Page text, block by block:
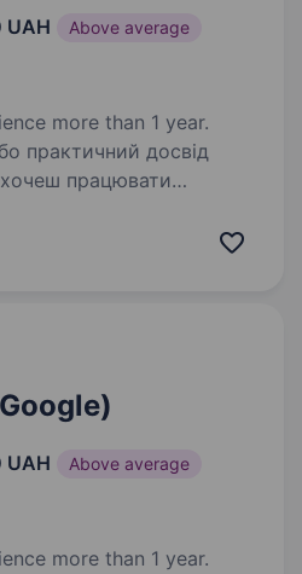
UAH Above average
more than 1 year.
практичний досвід
працювати
ми шукаємо саме тебе.
UAH Above average
more than 1 year.